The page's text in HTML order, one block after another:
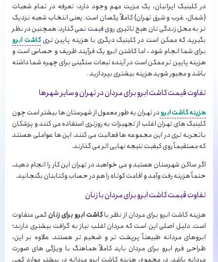
در کلینیک ایرانیان، یک مزیت مهم وجود دارد: تعرفه در تمام شعبات
(شمال، غرب و شرق تهران) کاملاً یکسان است. یعنی انتخاب شعبه نزدیک
تر به محل زندگی تان هیچ تاثیری روی قیمت نمی گذارد. همچنین در نظر
بگیرید که ممکن است در کلینیک دیگری با هزینه پایین تریکاشت ابرو
برای شما انجام شود ، اما کاشتن ابرو یک فرآیند ظریف و حساس است و
هزینه پایین تر ممکن است در آینده تبعات سنگینی برای چهره شما داشته
باشد و مجبور شوید هزینه بیشتری بپردازید .
تفاوت قیمت کاشت ابرو برای مردان در تهران و سایر شهرها
هزینه کاشت ابرودر تهران به طور معمول از شهرستان ها بیشتر است چون
کلینیک های تهران اغلب از تجهیزات به روزتری استفاده می کنند و پزشکان
باتجربه تری در این مجموعه ها فعالیت می کنند. این ها عواملی هستند
که مستقیماً روی کیفیت نتیجه نهایی اثر می گذارند.
اگر ساکن شهرستان هستید و می خواهید در تهران این کار را انجام دهید،
حتماً هزینه رفت وآمد و اقامت کوتاه را هم در حساب وکتابتان بگنجانید.
تفاوت قیمت کاشت ابرو برای مردان با زنان
هزینه کاشت ابرو برای مردان از نظر باکاشت ابرو برای زنانکمی متفاوت
است. دلیل اصلی این است که مردان اغلب نیاز به گرافت بیشتری دارند؛
ابروهای مردانه طبیعتاً پرپشت تر و ضخیم تر هستند. علاوه بر این،
طراحی فرم ابرو برای مردان باید کاملاً هماهنگ با ویژگی های صورت
مردانه باشد. در مجموع، هزینه کاشت ابرو مردانه در بیشتر موارد کمی